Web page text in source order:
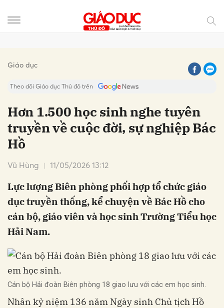
Giáo dục
Theo dõi Giáo dục Thủ đô trên
Hơn 1.500 học sinh nghe tuyên
truyền về cuộc đời, sự nghiệp Bác
Hồ
Vũ Hùng 11/05/2026 13:12
Lực lượng Biên phòng phối hợp tổ chức giáo
dục truyền thống, kể chuyện về Bác Hồ cho
cán bộ, giáo viên và học sinh Trường Tiểu học
Hải Nam.
Cán bộ Hải đoàn Biên phòng 18 giao lưu với các em học sinh.
Nhân kỷ niệm 136 năm Ngày sinh Chủ tịch Hồ
Hủy Gửi